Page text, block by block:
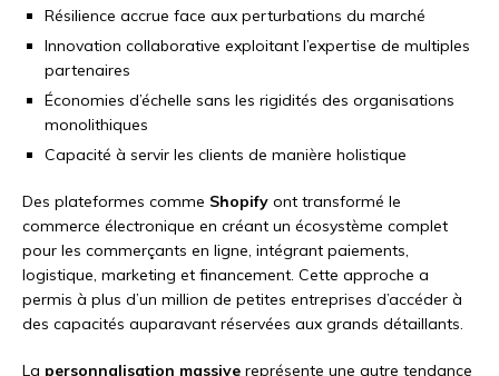
Résilience accrue face aux perturbations du marché
Innovation collaborative exploitant l’expertise de multiples
partenaires
Économies d’échelle sans les rigidités des organisations
monolithiques
Capacité à servir les clients de manière holistique
Des plateformes comme Shopify ont transformé le
commerce électronique en créant un écosystème complet
pour les commerçants en ligne, intégrant paiements,
logistique, marketing et financement. Cette approche a
permis à plus d’un million de petites entreprises d’accéder à
des capacités auparavant réservées aux grands détaillants.
La personnalisation massive représente une autre tendance